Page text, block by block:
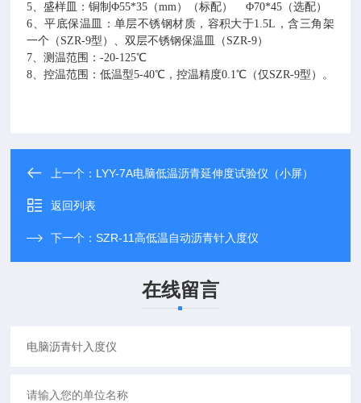
5、盛样皿：铜制Φ55*35（mm）（标配） Φ70*45（选配）
6、平底保温皿：单层不锈钢材质，容积大于1.5L，含三角架
一个（SZR-9型）、双层不锈钢保温皿（SZR-9）
7、测温范围：-20-125℃
8、控温范围：低温型5-40℃，控温精度0.1℃（仅SZR-9型）。
上一个： LYY-7A电脑低温沥青延伸度试验仪（小屏）
返回列表
下一个：SZR-11高低温自动沥青针入度仪
在线留言